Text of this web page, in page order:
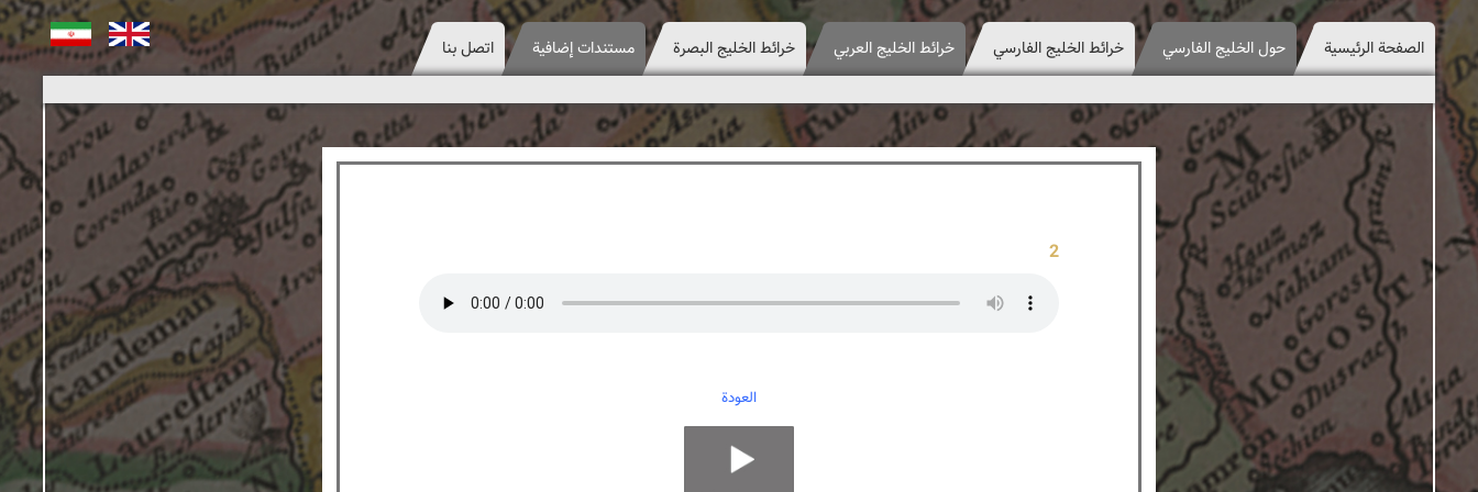
الصفحة الرئيسية حول الخليج الفارسي خرائط الخليج الفارسي خرائط الخليج العربي خرائط الخليج البصرة مستندات إضافية اتصل بنا انگلیسی فارسی
2
العودة